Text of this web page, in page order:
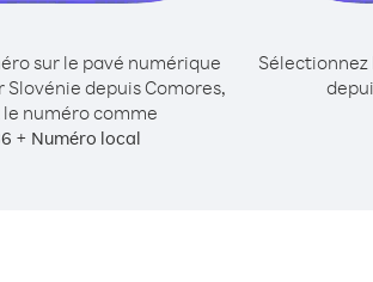
sur le pavé numérique
Slovénie depuis Comores,
numéro comme
+ Numéro local